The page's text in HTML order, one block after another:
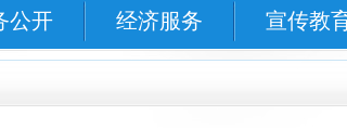
公开 经济服务 宣传教